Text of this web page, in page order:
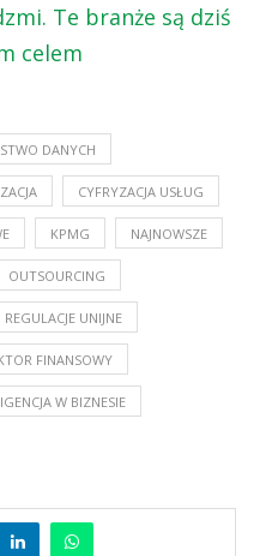
Te branże są dziś
celem
DANYCH
CYFRYZACJA USŁUG
KPMG NAJNOWSZE
OUTSOURCING
REGULACJE UNIJNE
FINANSOWY
W BIZNESIE